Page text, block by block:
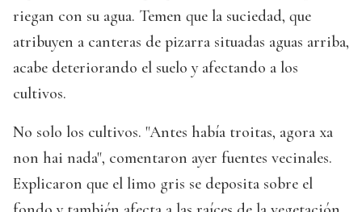
riegan con su agua. Temen que la suciedad, que
atribuyen a canteras de pizarra situadas aguas arriba,
acabe deteriorando el suelo y afectando a los
cultivos.
No solo los cultivos. "Antes había troitas, agora xa
non hai nada", comentaron ayer fuentes vecinales.
Explicaron que el limo gris se deposita sobre el